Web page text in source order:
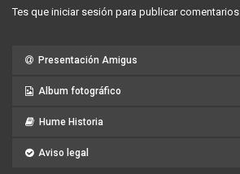
Tes que iniciar sesión para publicar comentarios.
Presentación Amigus
Album fotográfico
Hume Historia
Aviso legal